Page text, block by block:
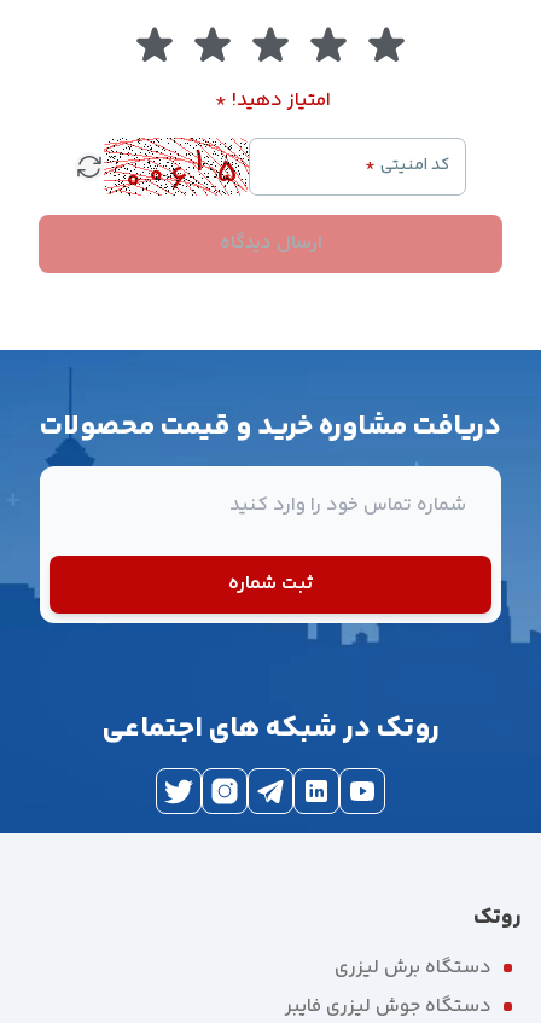
امتیاز دهید! *
کد امنیتی *
ارسال دیدگاه
دریافت مشاوره خرید و قیمت محصولات
ثبت شماره
روتک در شبکه های اجتماعی
روتک
دستگاه برش لیزری
دستگاه جوش لیزری فایبر